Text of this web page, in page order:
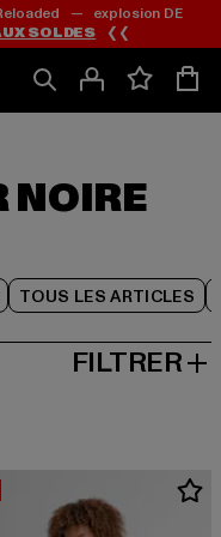
— explosion DE
SOLDES ❮❮
NOIRE
TOUS LES ARTICLES
FILTRER